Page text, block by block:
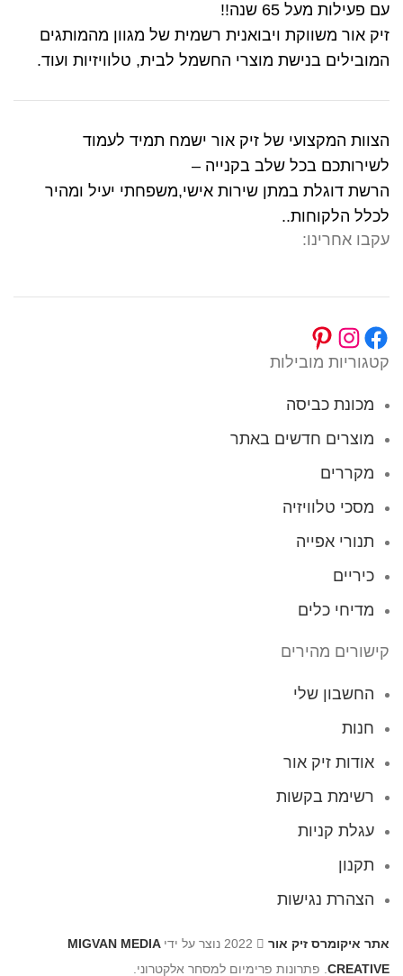
עם פעילות מעל 65 שנה!!
זיק אור משווקת ויבואנית רשמית של מגוון מהמותגים
המובילים בנישת מוצרי החשמל לבית, טלוויזיות ועוד.
הצוות המקצועי של זיק אור ישמח תמיד לעמוד
לשירותכם בכל שלב בקנייה –
הרשת דוגלת במתן שירות אישי,משפחתי יעיל ומהיר
לכלל הלקוחות..
עקבו אחרינו:
קטגוריות מובילות
מכונת כביסה
מוצרים חדשים באתר
מקררים
מסכי טלוויזיה
תנורי אפייה
כיריים
מדיחי כלים
קישורים מהירים
החשבון שלי
חנות
אודות זיק אור
רשימת בקשות
עגלת קניות
תקנון
הצהרת נגישות
אתר איקומרס זיק אור
MIGVAN MEDIA
CREATIVE . פתרונות פרימיום למסחר אלקטרוני.